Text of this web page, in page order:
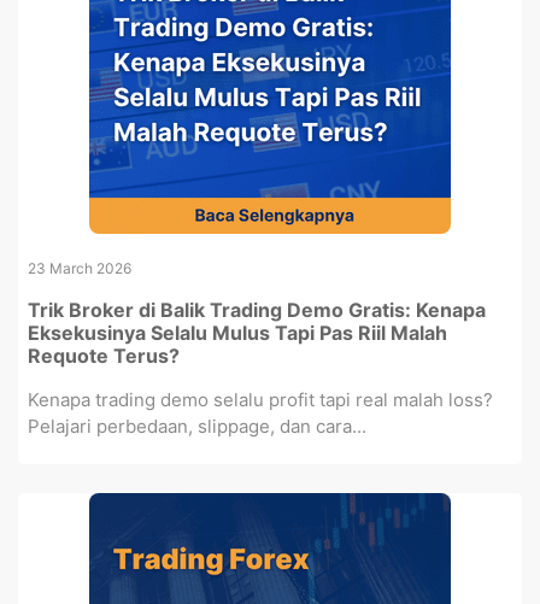
23 March 2026
Trik Broker di Balik Trading Demo Gratis: Kenapa
Eksekusinya Selalu Mulus Tapi Pas Riil Malah
Requote Terus?
Kenapa trading demo selalu profit tapi real malah loss?
Pelajari perbedaan, slippage, dan cara...